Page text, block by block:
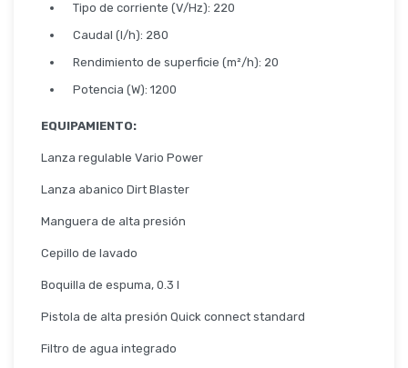
Tipo de corriente (V/Hz): 220
Caudal (l/h): 280
Rendimiento de superficie (m²/h): 20
Potencia (W): 1200
EQUIPAMIENTO:
Lanza regulable Vario Power
Lanza abanico Dirt Blaster
Manguera de alta presión
Cepillo de lavado
Boquilla de espuma, 0.3 l
Pistola de alta presión Quick connect standard
Filtro de agua integrado